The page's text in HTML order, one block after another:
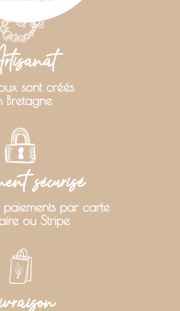
sont créés
Bretagne
sécurisé
paiements par carte
ou Stripe